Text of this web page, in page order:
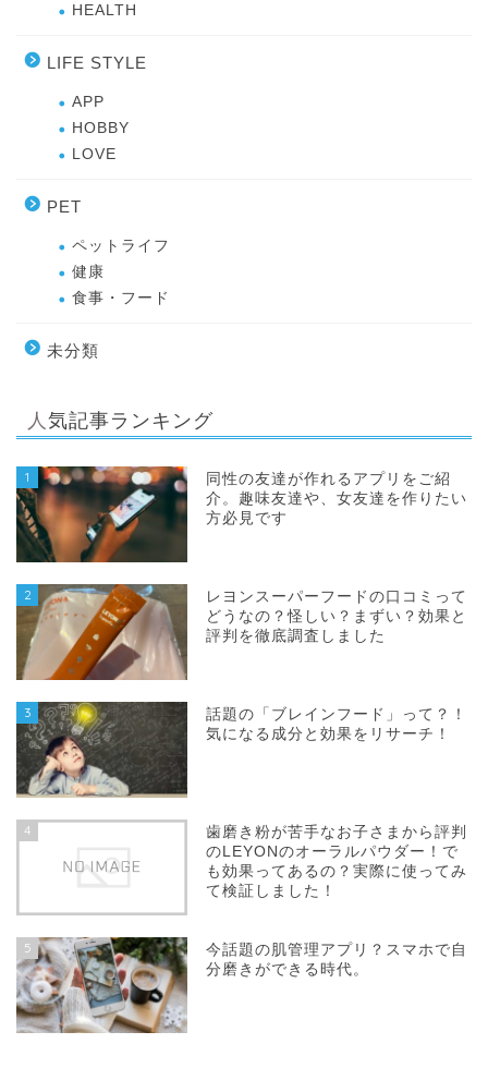
HEALTH
LIFE STYLE
APP
HOBBY
LOVE
PET
ペットライフ
健康
食事・フード
未分類
人気記事ランキング
1
同性の友達が作れるアプリをご紹
介。趣味友達や、女友達を作りたい
方必見です
2
レヨンスーパーフードの口コミって
どうなの？怪しい？まずい？効果と
評判を徹底調査しました
3
話題の「ブレインフード」って？！
気になる成分と効果をリサーチ！
4
歯磨き粉が苦手なお子さまから評判
のLEYONのオーラルパウダー！で
も効果ってあるの？実際に使ってみ
て検証しました！
5
今話題の肌管理アプリ？スマホで自
分磨きができる時代。